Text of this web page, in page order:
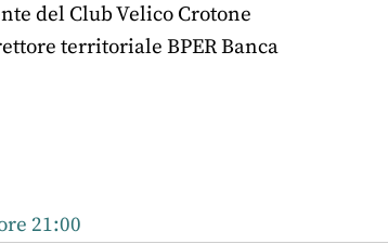
del Club Velico Crotone
territoriale BPER Banca
21:00